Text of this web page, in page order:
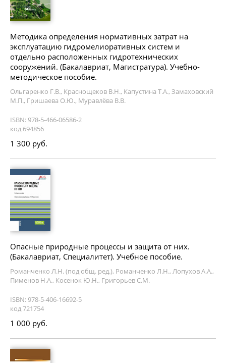
Методика определения нормативных затрат на
эксплуатацию гидромелиоративных систем и
отдельно расположенных гидротехнических
сооружений. (Бакалавриат, Магистратура). Учебно-
методическое пособие.
Ольгаренко Г.В., Краснощеков В.Н., Капустина Т.А., Замаховский
М.П., Гришаева О.Ю., Муравлёва В.В.
ISBN: 978-5-466-06586-2
код 694856
1 300 руб.
Опасные природные процессы и защита от них.
(Бакалавриат, Специалитет). Учебное пособие.
Романченко Л.Н. (под общ. ред.), Романченко Л.Н., Лопухов А.А.,
Пименов Н.А., Косенок Ю.Н., Григорьев С.М.
ISBN: 978-5-406-16692-5
код 721754
1 000 руб.